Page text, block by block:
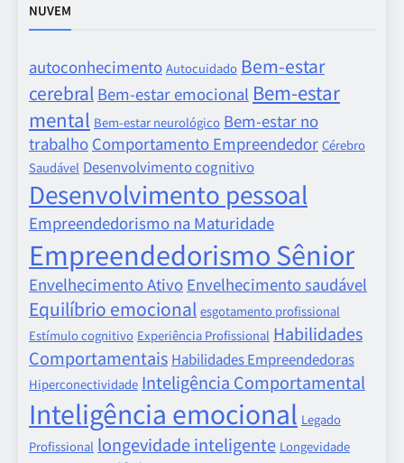
NUVEM
autoconhecimento Autocuidado Bem-estar
cerebral Bem-estar emocional Bem-estar
mental Bem-estar neurológico Bem-estar no
trabalho Comportamento Empreendedor Cérebro
Saudável Desenvolvimento cognitivo
Desenvolvimento pessoal
Empreendedorismo na Maturidade
Empreendedorismo Sênior
Envelhecimento Ativo Envelhecimento saudável
Equilíbrio emocional esgotamento profissional
Estímulo cognitivo Experiência Profissional Habilidades
Comportamentais Habilidades Empreendedoras
Hiperconectividade Inteligência Comportamental
Inteligência emocional Legado
Profissional longevidade inteligente Longevidade